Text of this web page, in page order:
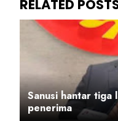
Sanusi hantar tiga
penerima